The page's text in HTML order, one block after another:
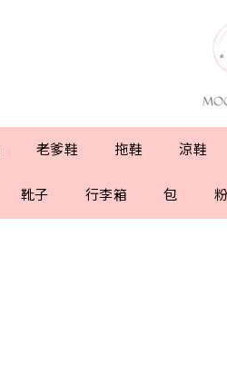
老爹鞋 拖鞋 涼鞋
靴子 行李箱 包